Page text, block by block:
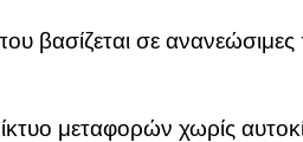
βασίζεται σε ανανεώσιμες
μεταφορών χωρίς